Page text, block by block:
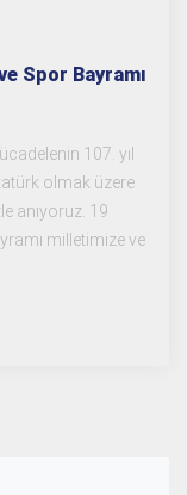
Spor Bayramı
107. yıl
olmak üzere
anıyoruz. 19
milletimize ve